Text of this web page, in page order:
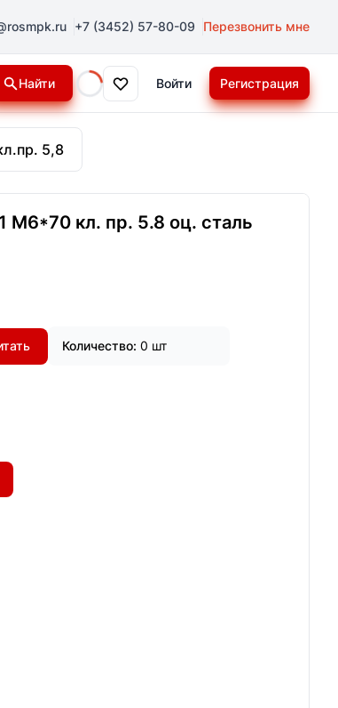
+7 (3452) 57-80-09 Перезвонить мне
Найти
Loading...
Войти Регистрация
5,8
М6*70 кл. пр. 5.8 оц. сталь
Количество: 0 шт